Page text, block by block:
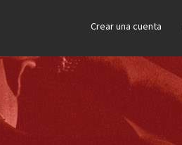
Crear una cuenta